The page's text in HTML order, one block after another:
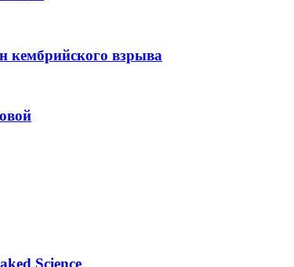
кембрийского взрыва
Science